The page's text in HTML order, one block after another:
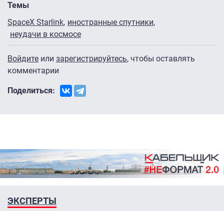
Темы
SpaceX Starlink иностранные спутники
неудачи в космосе
Войдите или зарегистрируйтесь, чтобы оставлять
комментарии
Поделиться:
ЭКСПЕРТЫ